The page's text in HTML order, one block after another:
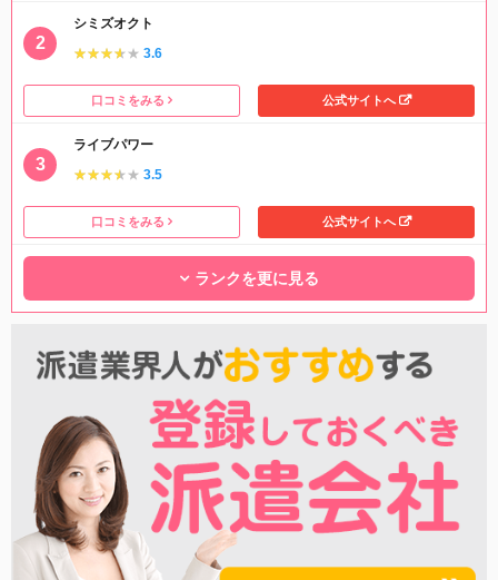
シミズオクト
★★★★★
★★★★★ 3.6
口コミをみる 公式サイトへ
ライブパワー
★★★★★
★★★★★ 3.5
口コミをみる 公式サイトへ
ランクを更に見る